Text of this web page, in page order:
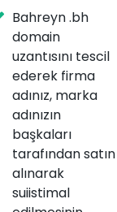
Bahreyn .bh
domain
uzantısını tescil
ederek firma
adınız, marka
adınızın
başkaları
tarafından satın
alınarak
suiistimal